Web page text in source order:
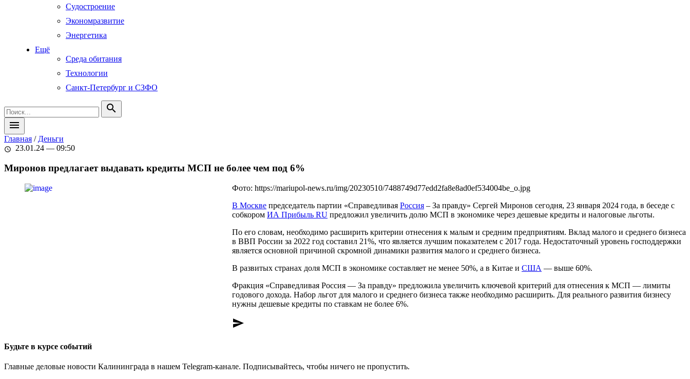
Судостроение
Экономразвитие
Энергетика
Ещё
Среда обитания
Технологии
Санкт-Петербург и СЗФО
search
menu
Главная / Деньги
schedule 23.01.24 — 09:50
Миронов предлагает выдавать кредиты МСП не более чем под 6%
Фото: https://mariupol-news.ru/img/20230510/7488749d77edd2fa8e8ad0ef534004be_o.jpg
В Москве председатель партии «Справедливая Россия – За правду» Сергей Миронов сегодня, 23 января 2024 года, в беседе с
собкором ИА Прибыль RU предложил увеличить долю МСП в экономике через дешевые кредиты и налоговые льготы.
По его словам, необходимо расширить критерии отнесения к малым и средним предприятиям. Вклад малого и среднего бизнеса
в ВВП России за 2022 год составил 21%, что является лучшим показателем с 2017 года. Недостаточный уровень господдержки
является основной причиной скромной динамики развития малого и среднего бизнеса.
В развитых странах доля МСП в экономике составляет не менее 50%, а в Китае и США — выше 60%.
Фракция «Справедливая Россия — За правду» предложила увеличить ключевой критерий для отнесения к МСП — лимиты
годового дохода. Набор льгот для малого и среднего бизнеса также необходимо расширить. Для реального развития бизнесу
нужны дешевые кредиты по ставкам не более 6%.
send
Будьте в курсе событий
Главные деловые новости Калининграда в нашем Telegram-канале. Подписывайтесь, чтобы ничего не пропустить.